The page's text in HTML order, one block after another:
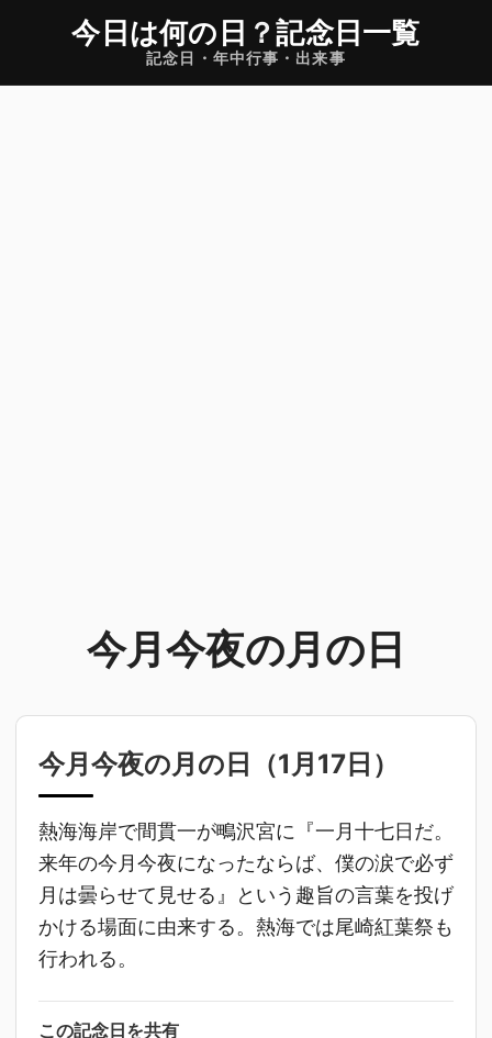
今日は何の日 ？記念日一覧
記念日・年中行事・出来事
今月今夜の月の日
今月今夜の月の日（1月17日 ）
熱海海岸で間貫一が鴫沢宮に『一月十七日だ。
来年の今月今夜になったならば、僕の涙で必ず
月は曇らせて見せる』という趣旨の言葉を投げ
かける場面に由来する。熱海では尾崎紅葉祭も
行われる。
この記念日を共有